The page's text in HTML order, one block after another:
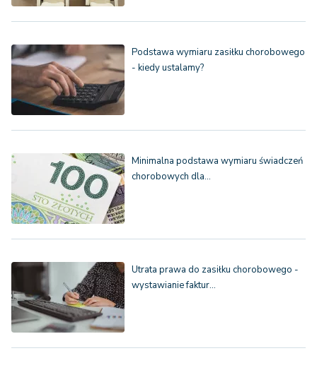
Podstawa wymiaru zasiłku chorobowego
- kiedy ustalamy?
Minimalna podstawa wymiaru świadczeń
chorobowych dla…
Utrata prawa do zasiłku chorobowego -
wystawianie faktur…